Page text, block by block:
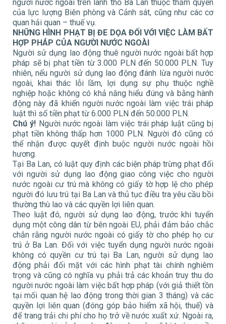
người nước ngoài trên lãnh thổ Ba Lan thuộc thẩm quyền
của lực lượng Biên phòng và Cảnh sát, cũng như các cơ
quan hải quan – thuế vụ.
NHỮNG HÌNH PHẠT BỊ ĐE DỌA ĐỐI VỚI VIỆC LÀM BẤT
HỢP PHÁP CỦA NGƯỜI NƯỚC NGOÀI
Người sử dụng lao động thuê người nước ngoài bất hợp
pháp sẽ bị phạt tiền từ 3.000 PLN đến 50.000 PLN. Tuy
nhiên, nếu người sử dụng lao động đánh lừa người nước
ngoài, khai thác lỗi lầm, lợi dụng sự phụ thuộc nghề
nghiệp hoặc không có khả năng hiểu đúng và bằng hành
động này đã khiến người nước ngoài làm việc trái pháp
luật thì số tiền phạt từ 6.000 PLN đến 50.000 PLN.
Chú ý! Người nước ngoài làm việc trái pháp luật cũng bị
phạt tiền không thấp hơn 1000 PLN. Người đó cũng có
thể nhận được quyết định buộc người nước ngoài hồi
hương.
Tại Ba Lan, có luật quy định các biện pháp trừng phạt đối
với người sử dụng lao động giao công việc cho người
nước ngoài cư trú mà không có giấy tờ hợp lệ cho phép
người đó lưu trú tại Ba Lan và thủ tục điều tra yêu cầu bồi
thường thù lao và các quyền lợi liên quan.
Theo luật đó, người sử dụng lao động, trước khi tuyển
dụng một công dân từ bên ngoài EU, phải đảm bảo chắc
chắn rằng người nước ngoài có giấy tờ cho phép họ cư
trú ở Ba Lan. Đối với việc tuyển dụng người nước ngoài
không có quyền cư trú tại Ba Lan, người sử dụng lao
động phải đối mặt với các hình phạt tài chính nghiêm
trọng và cũng có nghĩa vụ phải trả các khoản truy thu do
người nước ngoài làm việc bất hợp pháp (với giả thiết tồn
tại mối quan hệ lao động trong thời gian 3 tháng) và các
quyền lợi liên quan (đóng góp bảo hiểm xã hội, thuế) và
để trang trải chi phí cho họ trở về nước xuất xứ. Ngoài ra,